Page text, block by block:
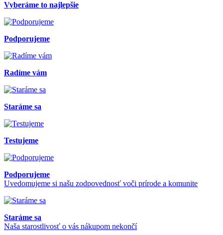
Vyberáme to najlepšie
Podporujeme
Radíme vám
Staráme sa
Testujeme
Podporujeme
Uvedomujeme si našu zodpovednosť voči prírode a komunite
Staráme sa
Naša starostlivosť o vás nákupom nekončí